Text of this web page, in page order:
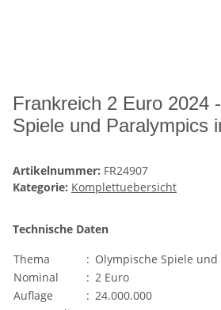
Frankreich 2 Euro 2024
Spiele und Paralympics
Artikelnummer: FR24907
Kategorie: Komplettuebersicht
Technische Daten
Thema
: Olympische Spiele
Nominal
: 2 Euro
Auflage
: 24.000.000